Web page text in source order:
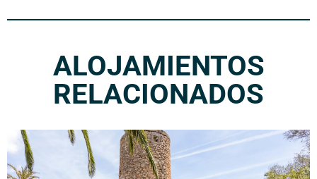
ALOJAMIENTOS
RELACIONADOS